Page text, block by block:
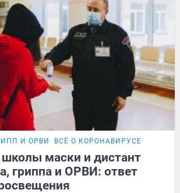
И ОРВИ ВСЁ О КОРОНАВИРУСЕ
школы маски и дистант
гриппа и ОРВИ: ответ